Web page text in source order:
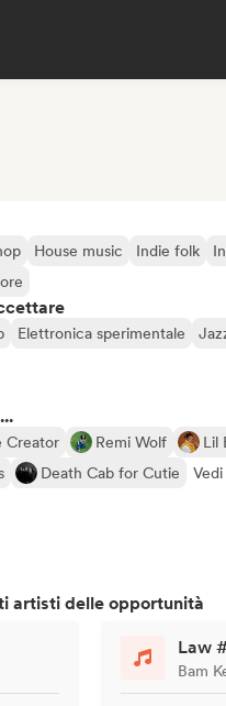
House music Indie folk
Elettronica sperimentale
Creator Remi Wolf Lil
Death Cab for Cutie
artisti delle opportunità
Law
Bam